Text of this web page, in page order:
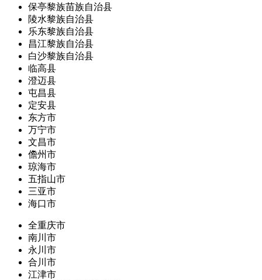
保亭黎族苗族自治县
陵水黎族自治县
乐东黎族自治县
昌江黎族自治县
白沙黎族自治县
临高县
澄迈县
屯昌县
定安县
东方市
万宁市
文昌市
儋州市
琼海市
五指山市
三亚市
海口市
全重庆市
南川市
永川市
合川市
江津市